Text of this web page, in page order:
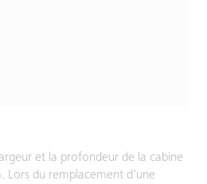
et la profondeur de la cabine
Lors du remplacement d'une